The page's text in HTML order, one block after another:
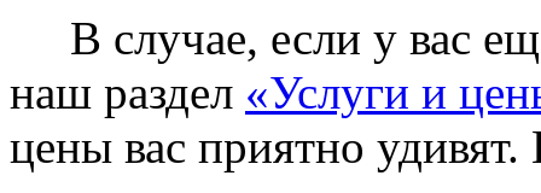
В случае, если у вас
наш раздел «Услуги и
цены вас приятно